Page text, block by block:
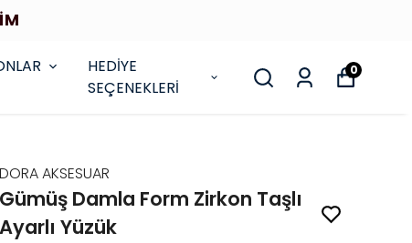
HEDİYE
SEÇENEKLERİ
0
DORA AKSESUAR
Gümüş Damla Form Zirkon Taşlı
Ayarlı Yüzük